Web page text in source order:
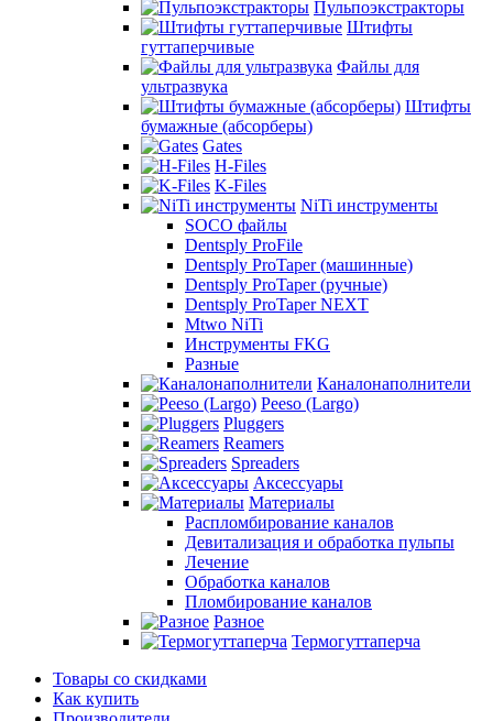
Пульпоэкстракторы
Штифты
гуттаперчивые
Файлы для
ультразвука
Штифты
бумажные (абсорберы)
Gates
H-Files
K-Files
NiTi инструменты
SOCO файлы
Dentsply ProFile
Dentsply ProTaper (машинные)
Dentsply ProTaper (ручные)
Dentsply ProTaper NEXT
Mtwo NiTi
Инструменты FKG
Разные
Каналонаполнители
Peeso (Largo)
Pluggers
Reamers
Spreaders
Аксессуары
Материалы
Распломбирование каналов
Девитализация и обработка пульпы
Лечение
Обработка каналов
Пломбирование каналов
Разное
Термогуттаперча
Товары со скидками
Как купить